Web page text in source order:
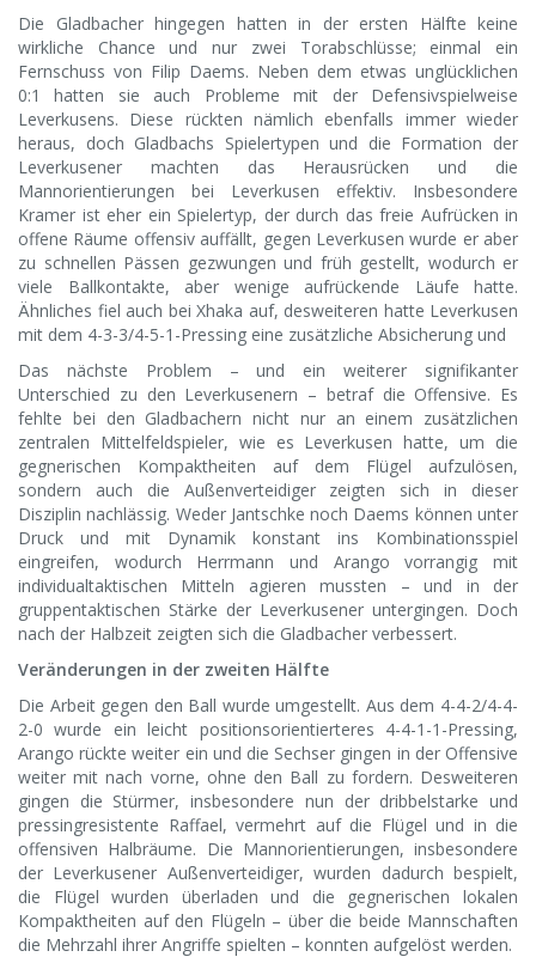
Die Gladbacher hingegen hatten in der ersten Hälfte keine
wirkliche Chance und nur zwei Torabschlüsse; einmal ein
Fernschuss von Filip Daems. Neben dem etwas unglücklichen
0:1 hatten sie auch Probleme mit der Defensivspielweise
Leverkusens. Diese rückten nämlich ebenfalls immer wieder
heraus, doch Gladbachs Spielertypen und die Formation der
Leverkusener machten das Herausrücken und die
Mannorientierungen bei Leverkusen effektiv. Insbesondere
Kramer ist eher ein Spielertyp, der durch das freie Aufrücken in
offene Räume offensiv auffällt, gegen Leverkusen wurde er aber
zu schnellen Pässen gezwungen und früh gestellt, wodurch er
viele Ballkontakte, aber wenige aufrückende Läufe hatte.
Ähnliches fiel auch bei Xhaka auf, desweiteren hatte Leverkusen
mit dem 4-3-3/4-5-1-Pressing eine zusätzliche Absicherung und
Das nächste Problem – und ein weiterer signifikanter
Unterschied zu den Leverkusenern – betraf die Offensive. Es
fehlte bei den Gladbachern nicht nur an einem zusätzlichen
zentralen Mittelfeldspieler, wie es Leverkusen hatte, um die
gegnerischen Kompaktheiten auf dem Flügel aufzulösen,
sondern auch die Außenverteidiger zeigten sich in dieser
Disziplin nachlässig. Weder Jantschke noch Daems können unter
Druck und mit Dynamik konstant ins Kombinationsspiel
eingreifen, wodurch Herrmann und Arango vorrangig mit
individualtaktischen Mitteln agieren mussten – und in der
gruppentaktischen Stärke der Leverkusener untergingen. Doch
nach der Halbzeit zeigten sich die Gladbacher verbessert.
Veränderungen in der zweiten Hälfte
Die Arbeit gegen den Ball wurde umgestellt. Aus dem 4-4-2/4-4-
2-0 wurde ein leicht positionsorientierteres 4-4-1-1-Pressing,
Arango rückte weiter ein und die Sechser gingen in der Offensive
weiter mit nach vorne, ohne den Ball zu fordern. Desweiteren
gingen die Stürmer, insbesondere nun der dribbelstarke und
pressingresistente Raffael, vermehrt auf die Flügel und in die
offensiven Halbräume. Die Mannorientierungen, insbesondere
der Leverkusener Außenverteidiger, wurden dadurch bespielt,
die Flügel wurden überladen und die gegnerischen lokalen
Kompaktheiten auf den Flügeln – über die beide Mannschaften
die Mehrzahl ihrer Angriffe spielten – konnten aufgelöst werden.